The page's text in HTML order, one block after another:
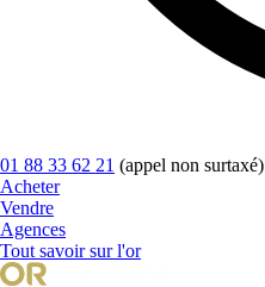
01 88 33 62 21 (appel non surtaxé)
Acheter
Vendre
Agences
Tout savoir sur l'or